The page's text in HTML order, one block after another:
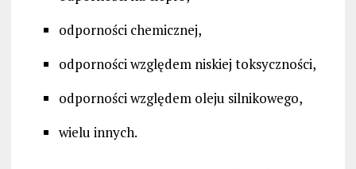
odporności chemicznej,
odporności względem niskiej toksyczności,
odporności względem oleju silnikowego,
wielu innych.